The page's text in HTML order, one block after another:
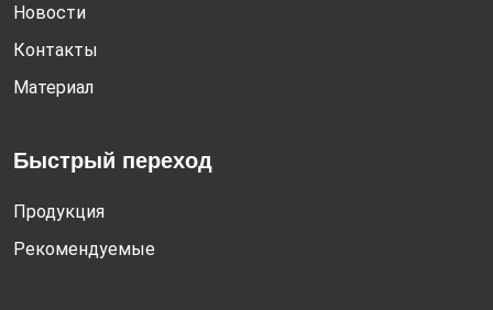
Новости
Контакты
Материал
Быстрый переход
Продукция
Рекомендуемые